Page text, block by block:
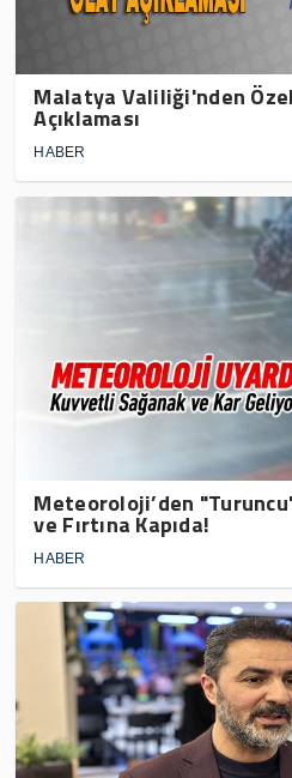
Malatya Valiliği'nden
Açıklaması
HABER
Meteoroloji’den
ve Fırtına Kapıda!
HABER